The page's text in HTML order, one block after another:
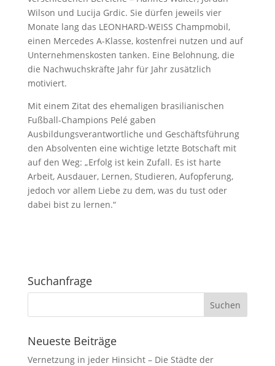
Wilson und Lucija Grdic. Sie dürfen jeweils vier
Monate lang das LEONHARD-WEISS Champmobil,
einen Mercedes A-Klasse, kostenfrei nutzen und auf
Unternehmenskosten tanken. Eine Belohnung, die
die Nachwuchskräfte Jahr für Jahr zusätzlich
motiviert.
Mit einem Zitat des ehemaligen brasilianischen
Fußball-Champions Pelé gaben
Ausbildungsverantwortliche und Geschäftsführung
den Absolventen eine wichtige letzte Botschaft mit
auf den Weg: „Erfolg ist kein Zufall. Es ist harte
Arbeit, Ausdauer, Lernen, Studieren, Aufopferung,
jedoch vor allem Liebe zu dem, was du tust oder
dabei bist zu lernen.“
Suchanfrage
Neueste Beiträge
Vernetzung in jeder Hinsicht – Die Städte der